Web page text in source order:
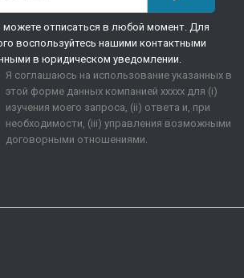
отписаться в любой момент. Для
воспользуйтесь нашими контактными
в юридическом уведомлении.
Я соглашаюсь на использование указанных в
этой форме данных компанией xxxxx для (i)
изучения моего запроса, (ii) ответа и, при
необходимости, (iii) управления возможными
договорными отношениями.